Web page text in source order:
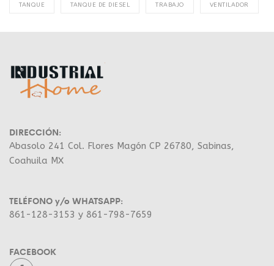
TANQUE TANQUE DE DIESEL TRABAJO VENTILADOR
DIRECCIÓN:
Abasolo 241 Col. Flores Magón CP 26780, Sabinas,
Coahuila MX
TELÉFONO y/o WHATSAPP:
861-128-3153 y 861-798-7659
FACEBOOK